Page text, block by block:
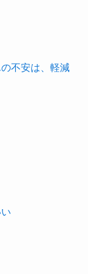
不安は、軽減